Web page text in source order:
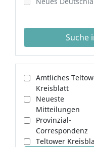
Suche
Amtliches
Kreisblatt
Neueste
Mitteilungen
Provinzial-
Correspondenz
Teltower